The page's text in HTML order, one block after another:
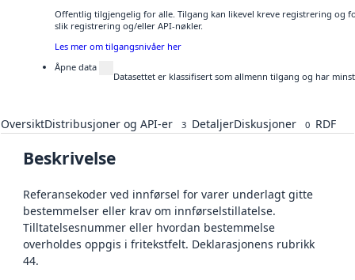
Offentlig tilgjengelig for alle. Tilgang kan likevel kreve registrering og
slik registrering og/eller API-nøkler.
Les mer om tilgangsnivåer her
Åpne data
Datasettet er klassifisert som allmenn tilgang og har
OversiktDistribusjoner og API-er 3 DetaljerDiskusjoner 0 RDF
Beskrivelse
Referansekoder ved innførsel for varer underlagt gitte
bestemmelser eller krav om innførselstillatelse.
Tilltatelsesnummer eller hvordan bestemmelse
overholdes oppgis i fritekstfelt. Deklarasjonens rubrikk
44.